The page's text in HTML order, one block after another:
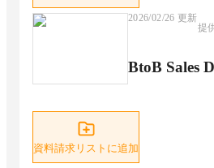
2026/02/26 更新
提
BtoB Sales
資料請求リストに追加